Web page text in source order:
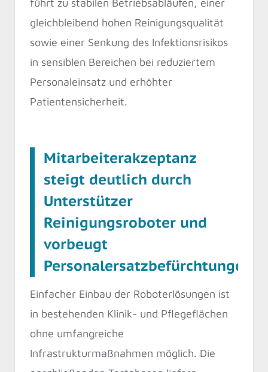
führt zu stabilen Betriebsabläufen, einer
gleichbleibend hohen Reinigungsqualität
sowie einer Senkung des Infektionsrisikos
in sensiblen Bereichen bei reduziertem
Personaleinsatz und erhöhter
Patientensicherheit.
Mitarbeiterakzeptanz
steigt deutlich durch
Unterstützer
Reinigungsroboter und
vorbeugt
Personalersatzbefürchtungen
Einfacher Einbau der Roboterlösungen ist
in bestehenden Klinik- und Pflegeflächen
ohne umfangreiche
Infrastrukturmaßnahmen möglich. Die